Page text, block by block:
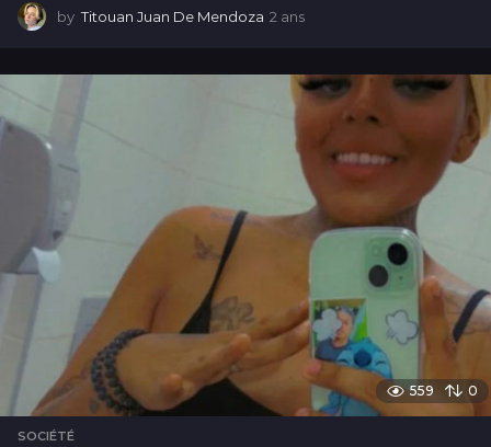
by Titouan Juan De Mendoza 2 ans
s
559 0
SOCIÉTÉ